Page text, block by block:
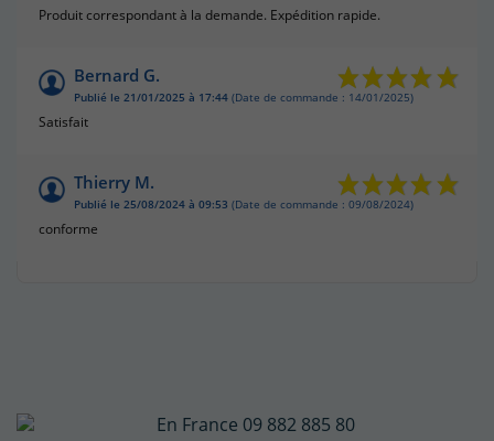
Produit correspondant à la demande. Expédition rapide.
Bernard G.
Publié le 21/01/2025 à 17:44 (Date de commande : 14/01/2025)
Satisfait
Thierry M.
Publié le 25/08/2024 à 09:53 (Date de commande : 09/08/2024)
conforme